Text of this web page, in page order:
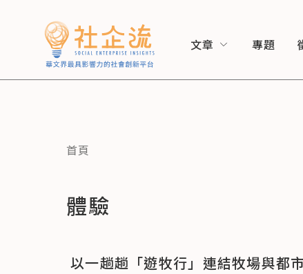
文章 專題
首頁
體驗
以一趟趟「遊牧行」連結牧場與